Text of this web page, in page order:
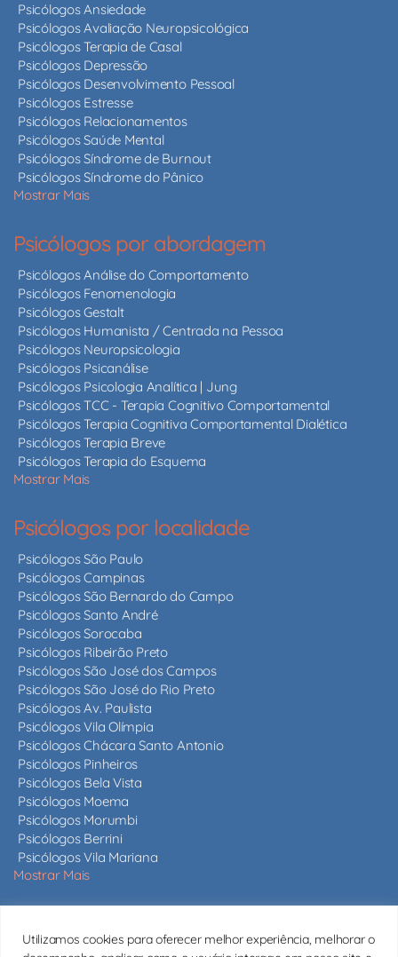
Utilizamos cookies para oferecer melhor experiência, melhorar o
Psicólogos Ansiedade
Psicólogos Avaliação Neuropsicológica
Psicólogos Terapia de Casal
Psicólogos Depressão
Psicólogos Desenvolvimento Pessoal
Psicólogos Estresse
Psicólogos Relacionamentos
Psicólogos Saúde Mental
Psicólogos Síndrome de Burnout
Psicólogos Síndrome do Pânico
Mostrar Mais
Psicólogos por abordagem
Psicólogos Análise do Comportamento
Psicólogos Fenomenologia
Psicólogos Gestalt
Psicólogos Humanista / Centrada na Pessoa
Psicólogos Neuropsicologia
Psicólogos Psicanálise
Psicólogos Psicologia Analítica | Jung
Psicólogos TCC - Terapia Cognitivo Comportamental
Psicólogos Terapia Cognitiva Comportamental Dialética
Psicólogos Terapia Breve
Psicólogos Terapia do Esquema
Mostrar Mais
Psicólogos por localidade
Psicólogos São Paulo
Psicólogos Campinas
Psicólogos São Bernardo do Campo
Psicólogos Santo André
Psicólogos Sorocaba
Psicólogos Ribeirão Preto
Psicólogos São José dos Campos
Psicólogos São José do Rio Preto
Psicólogos Av. Paulista
Psicólogos Vila Olímpia
Psicólogos Chácara Santo Antonio
Psicólogos Pinheiros
Psicólogos Bela Vista
Psicólogos Moema
Psicólogos Morumbi
Psicólogos Berrini
Psicólogos Vila Mariana
Mostrar Mais
Mais de 820 psicólogos em São Paulo e em todo o estado,